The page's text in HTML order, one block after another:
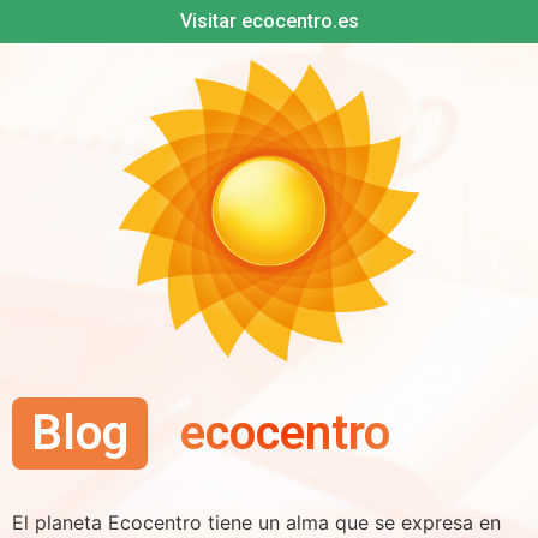
Visitar ecocentro.es
Blog ecocentro
El planeta Ecocentro tiene un alma que se expresa en